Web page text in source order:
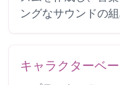
ングなサウンドの
キャラクターベ